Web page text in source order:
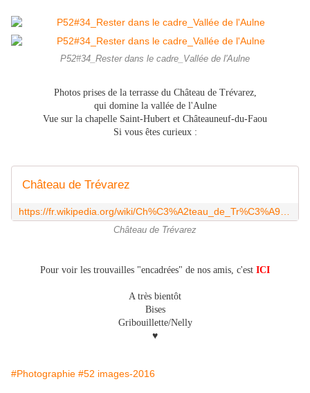
P52#34_Rester dans le cadre_Vallée de l'Aulne
Photos prises de la terrasse du Château de Trévarez,
qui domine la vallée de l'Aulne
Vue sur la chapelle Saint-Hubert et Châteauneuf-du-Faou
Si vous êtes curieux :
Château de Trévarez
Château de Trévarez
Pour voir les trouvailles "encadrées" de nos amis, c'est ICI
A très bientôt
Bises
Gribouillette/Nelly
♥
#Photographie #52 images-2016